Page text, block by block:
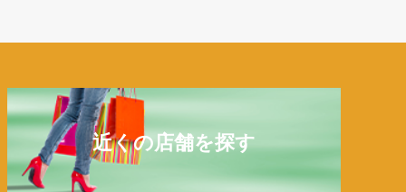
近くの店舗を探す